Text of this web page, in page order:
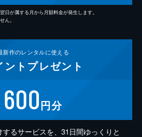
日が属する月から月額料金が発生します。
ん。
新作のレンタルに使える
ント プレゼント
600円分
るサービスを、31日間ゆっくりと